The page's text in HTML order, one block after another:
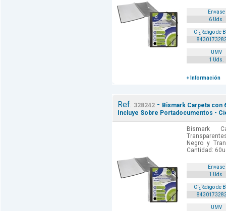
Envase
6 Uds.
Cï¿½digo de
UMV
1 Uds.
+ Información
Ref. 328242 - Bismark Carpeta con
Incluye Sobre Portadocumentos -
Bismark
Negro y
Cantidad:
Envase
1 Uds.
Cï¿½digo de
UMV